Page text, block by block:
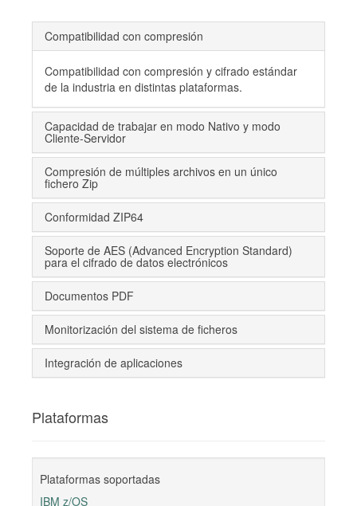
Compatibilidad con compresión
Compatibilidad con compresión y cifrado estándar
de la industria en distintas plataformas.
Capacidad de trabajar en modo Nativo y modo
Cliente-Servidor
Compresión de múltiples archivos en un único
fichero Zip
Conformidad ZIP64
Soporte de AES (Advanced Encryption Standard)
para el cifrado de datos electrónicos
Documentos PDF
Monitorización del sistema de ficheros
Integración de aplicaciones
Plataformas
Plataformas soportadas
IBM z/OS